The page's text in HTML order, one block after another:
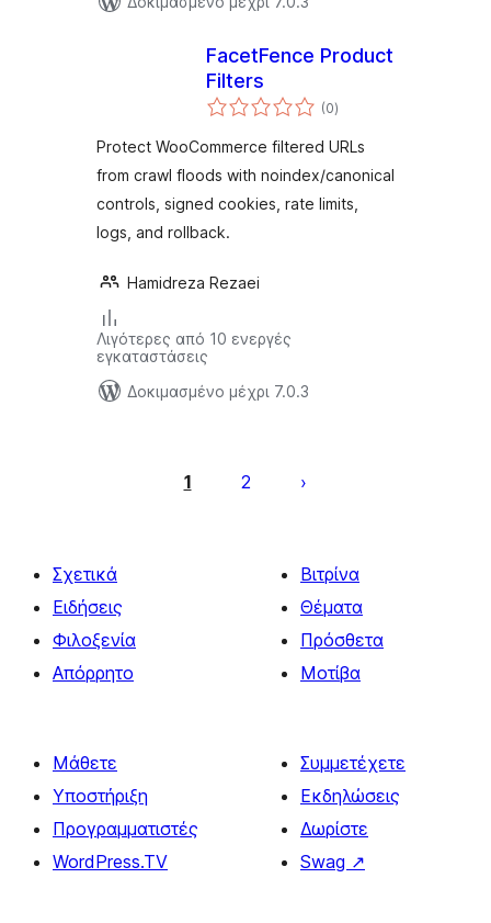
FacetFence Product
Filters
(0αξιολογήσεις
σύνολο
)
Protect WooCommerce filtered URLs
from crawl floods with noindex/canonical
controls, signed cookies, rate limits,
logs, and rollback.
Hamidreza Rezaei
Λιγότερες από 10 ενεργές
εγκαταστάσεις
Δοκιμασμένο μέχρι 7.0.3
άρθρων
1 2
Σχετικά
Ειδήσεις
Φιλοξενία
Απόρρητο
Βιτρίνα
Θέματα
Πρόσθετα
Μοτίβα
Μάθετε
Υποστήριξη
Προγραμματιστές
WordPress.TV
Συμμετέχετε
Εκδηλώσεις
Δωρίστε
Swag ↗